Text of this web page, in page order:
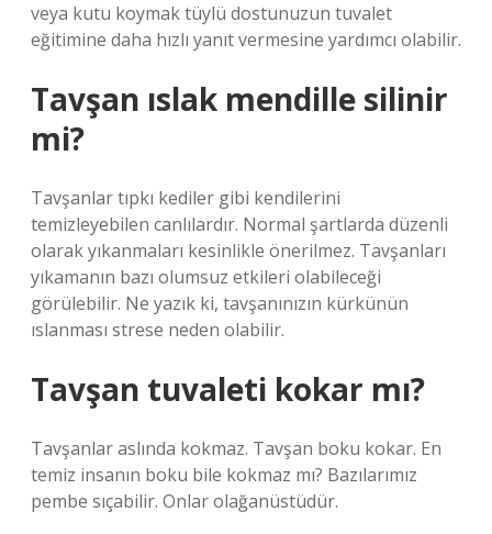
veya kutu koymak tüylü dostunuzun tuvalet
eğitimine daha hızlı yanıt vermesine yardımcı olabilir.
Tavşan ıslak mendille silinir
mi?
Tavşanlar tıpkı kediler gibi kendilerini
temizleyebilen canlılardır. Normal şartlarda düzenli
olarak yıkanmaları kesinlikle önerilmez. Tavşanları
yıkamanın bazı olumsuz etkileri olabileceği
görülebilir. Ne yazık ki, tavşanınızın kürkünün
ıslanması strese neden olabilir.
Tavşan tuvaleti kokar mı?
Tavşanlar aslında kokmaz. Tavşan boku kokar. En
temiz insanın boku bile kokmaz mı? Bazılarımız
pembe sıçabilir. Onlar olağanüstüdür.